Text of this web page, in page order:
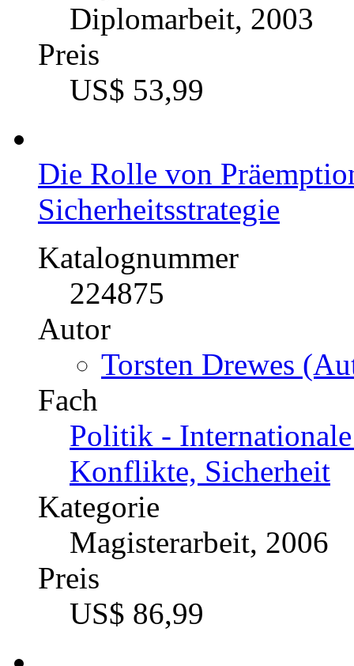
Katalognummer
216396
Autor
Fach
BWL -
Organisation
Kategorie
Diplomarbeit, 2003
Preis
US$ 53,99
Die Rolle von
Sicherheitsstrategie
Katalognummer
224875